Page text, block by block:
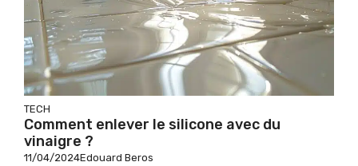
TECH
Comment enlever le silicone avec du
vinaigre ?
11/04/2024Edouard Beros